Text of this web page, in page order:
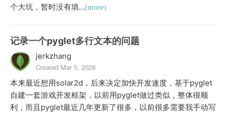
个大坑，暂时没有填...(more)
记录一个pyglet多行文本的问题
jerkzhang
Created Mar 5, 2026
本来最近想用solar2d，后来决定加快开发速度，基于pyglet
自建一套游戏开发框架，以前用pyglet做过类似，整体很顺
利，而且pyglet最近几年更新了很多，以前很多需要我手动写